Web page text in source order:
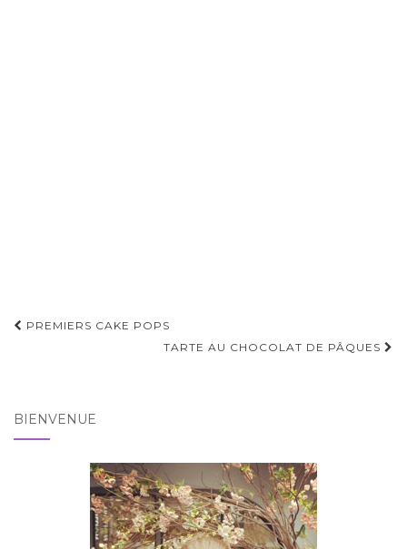
Pagination
PREMIERS CAKE POPS
TARTE AU CHOCOLAT DE PÂQUES
BIENVENUE